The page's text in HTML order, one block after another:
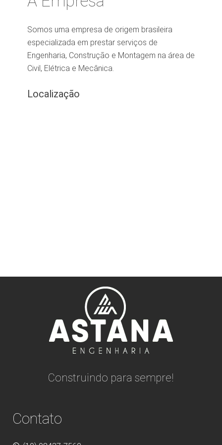
Somos uma empresa de origem brasileira
especializada em prestar serviços de
Engenharia, Construção e Montagem na área de
Civil, Elétrica e Mecânica.
Localização
Construindo para sempre!
Contato